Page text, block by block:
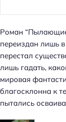
Роман
переиздан лишь
перестал
лишь гадать,
мировая
благосклонна к
пытались